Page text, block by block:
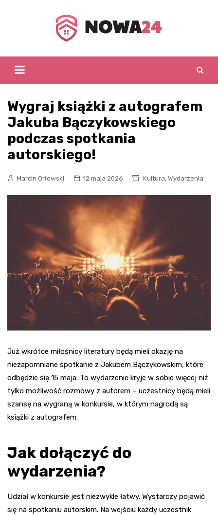
Wygraj książki z autografem
Jakuba Bączykowskiego
podczas spotkania
autorskiego!
Marcin Orłowski 12 maja 2026 Kultura, Wydarzenia
Już wkrótce miłośnicy literatury będą mieli okazję na
niezapomniane spotkanie z Jakubem Bączykowskim, które
odbędzie się 15 maja. To wydarzenie kryje w sobie więcej niż
tylko możliwość rozmowy z autorem – uczestnicy będą mieli
szansę na wygraną w konkursie, w którym nagrodą są
książki z autografem.
Jak dołączyć do
wydarzenia?
Udział w konkursie jest niezwykle łatwy. Wystarczy pojawić
się na spotkaniu autorskim. Na wejściu każdy uczestnik